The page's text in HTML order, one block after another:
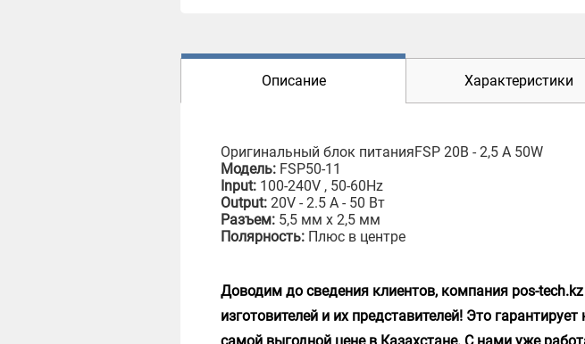
Описание Характеристики
Оригинальный блок питанияFSP 20В - 2,5 A 50W
Модель: FSP50-11
Input: 100-240V , 50-60Hz
Output: 20V - 2.5 A - 50 Вт
Разъем: 5,5 мм x 2,5 мм
Полярность: Плюс в центре
Доводим до сведения клиентов, компания pos-
изготовителей и их представителей! Это